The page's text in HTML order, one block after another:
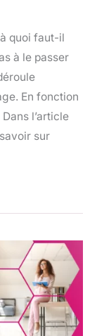
quoi faut-il
à le passer
En fonction
l’article
sur